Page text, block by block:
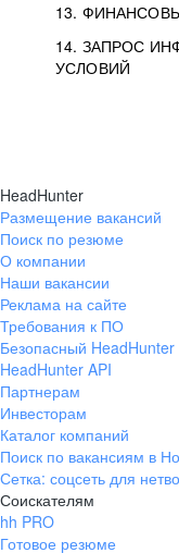
13.
14. ЗАПРОС
УСЛОВИЙ
HeadHunter
Размещение вакансий
Поиск по резюме
О компании
Наши вакансии
Реклама на сайте
Требования к ПО
Безопасный HeadHunter
HeadHunter API
Партнерам
Инвесторам
Каталог компаний
Поиск по вакансиям в
Сетка: соцсеть для
Соискателям
hh PRO
Готовое резюме